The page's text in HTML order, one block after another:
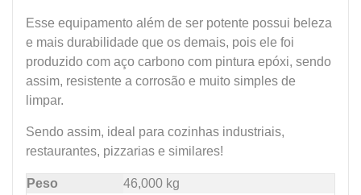
Esse equipamento além de ser potente possui beleza
e mais durabilidade que os demais, pois ele foi
produzido com aço carbono com pintura epóxi, sendo
assim, resistente a corrosão e muito simples de
limpar.
Sendo assim, ideal para cozinhas industriais,
restaurantes, pizzarias e similares!
Peso
46,000 kg